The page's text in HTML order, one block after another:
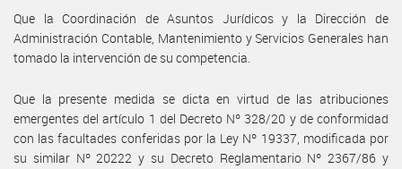
Que la Coordinación de Asuntos Jurídicos y la Dirección de
Administración Contable, Mantenimiento y Servicios Generales han
tomado la intervención de su competencia.
Que la presente medida se dicta en virtud de las atribuciones
emergentes del artículo 1 del Decreto Nº 328/20 y de conformidad
con las facultades conferidas por la Ley Nº 19337, modificada por
su similar Nº 20222 y su Decreto Reglamentario Nº 2367/86 y